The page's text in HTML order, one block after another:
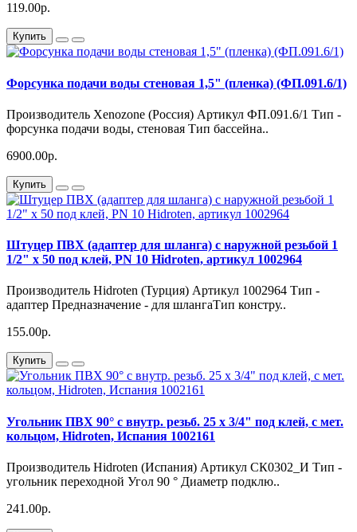
119.00р.
Купить
Форсунка подачи воды стеновая 1,5" (пленка) (ФП.091.6/1)
Производитель Xenozone (Россия) Артикул ФП.091.6/1 Тип -
форсунка подачи воды, стеновая Тип бассейна..
6900.00р.
Купить
Штуцер ПВХ (адаптер для шланга) с наружной резьбой 1
1/2" х 50 под клей, PN 10 Hidroten, артикул 1002964
Производитель Hidroten (Турция) Артикул 1002964 Тип -
адаптер Предназначение - для шлангаТип констру..
155.00р.
Купить
Угольник ПВХ 90° с внутр. резьб. 25 х 3/4" под клей, с мет.
кольцом, Hidroten, Испания 1002161
Производитель Hidroten (Испания) Артикул СК0302_И Тип -
угольник переходной Угол 90 ° Диаметр подклю..
241.00р.